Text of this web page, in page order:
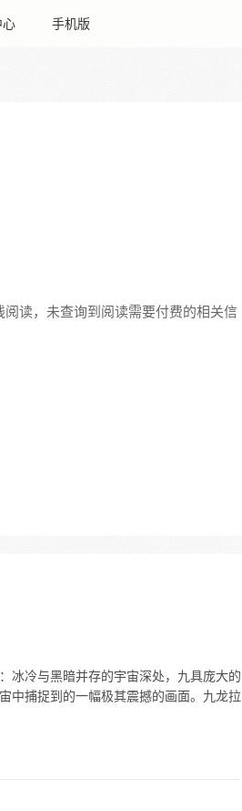
心 手机版
读，未查询到阅读需要付费的相关信
冰冷与黑暗并存的宇宙深处，九具庞大的
中捕捉到的一幅极其震撼的画面。九龙拉